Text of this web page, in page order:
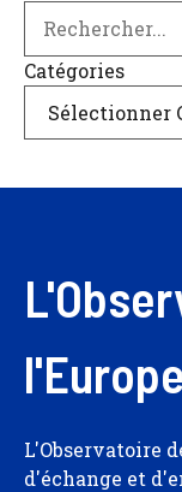
Catégories
l'Europe
L'Observatoire
d'échange et